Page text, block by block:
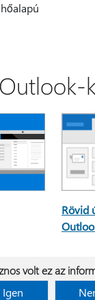
Rövid
volt ez az
Igen